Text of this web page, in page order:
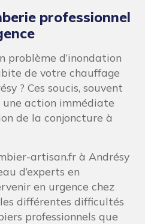
professionnel
problème d’inondation
de votre chauffage
? Ces soucis, souvent
action immédiate
de la conjoncture à
artisan.fr à Andrésy
d’experts en
en urgence chez
différentes difficultés
professionnels que